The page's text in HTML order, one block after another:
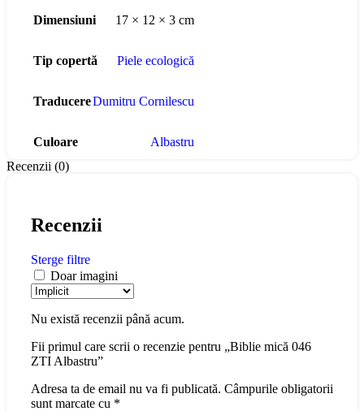
Dimensiuni 17 × 12 × 3 cm
Tip copertă Piele ecologică
TraducereDumitru Cornilescu
Culoare
Albastru
Recenzii (0)
Recenzii
Sterge filtre
Doar imagini
Nu există recenzii până acum.
Fii primul care scrii o recenzie pentru „Biblie mică 046
ZTI Albastru”
Adresa ta de email nu va fi publicată. Câmpurile obligatorii
sunt marcate cu *